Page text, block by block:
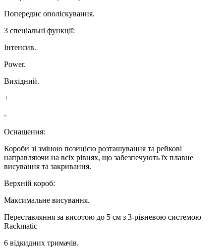
Попереднє ополіскування.
3 спеціальні функції:
Інтенсив.
Power.
Вихідний.
+
-
Оснащення:
Короби зі зміною позицією розташування та рейкові
направляючи на всіх рівнях, що забезпечують їх плавне
висування та закривання.
Верхній короб:
Максимальне висування.
Переставляння за висотою до 5 см з 3-рівневою системою
Rackmatic
6 відкидних тримачів.